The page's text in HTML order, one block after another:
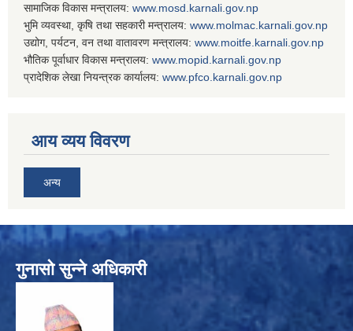
सामाजिक विकास मन्त्रालय: www. mosd.karnali.gov.np
भुमि व्यवस्था, कृषि तथा सहकारी मन्त्रालय: www. molmac.karnali.gov.np
उद्योग, पर्यटन, वन तथा वातावरण मन्त्रालय: www. moitfe.karnali.gov.np
भौतिक पूर्वाधार विकास मन्त्रालय: www. mopid.karnali.gov.np
प्रादेशिक लेखा नियन्त्रक कार्यालय: www. pfco.karnali.gov.np
आय व्यय विवरण
अन्य
गुनासो सुन्ने अधिकारी